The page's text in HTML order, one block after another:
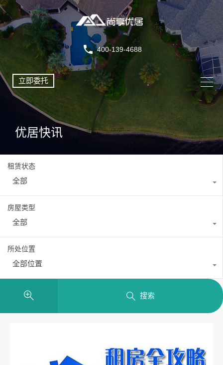
400-139-4688
立即委托
优居快讯
租赁状态
全部
房屋类型
全部
所处位置
全部位置
搜索